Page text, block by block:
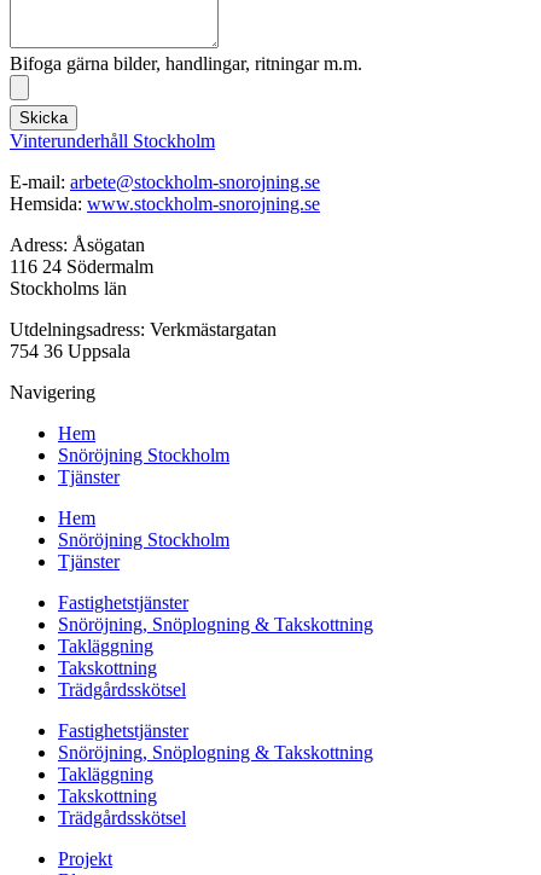
Bifoga gärna bilder, handlingar, ritningar m.m.
Skicka
Vinterunderhåll Stockholm
E-mail: arbete@stockholm-snorojning.se
Hemsida: www.stockholm-snorojning.se
Adress: Åsögatan
116 24 Södermalm
Stockholms län
Utdelningsadress: Verkmästargatan
754 36 Uppsala
Navigering
Hem
Snöröjning Stockholm
Tjänster
Hem
Snöröjning Stockholm
Tjänster
Fastighetstjänster
Snöröjning, Snöplogning & Takskottning
Takläggning
Takskottning
Trädgårdsskötsel
Fastighetstjänster
Snöröjning, Snöplogning & Takskottning
Takläggning
Takskottning
Trädgårdsskötsel
Projekt